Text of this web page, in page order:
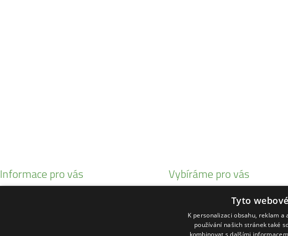
Informace pro vás Vybíráme pro vás
Malotratory Vari Honda
Kuchyňské potřeby Status
Sekačky robotické
Tyto
K personalizaci obsahu, reklam
používání našich stránek také
kombinovat s dalšími